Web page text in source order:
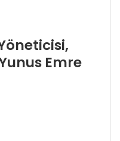
Emre